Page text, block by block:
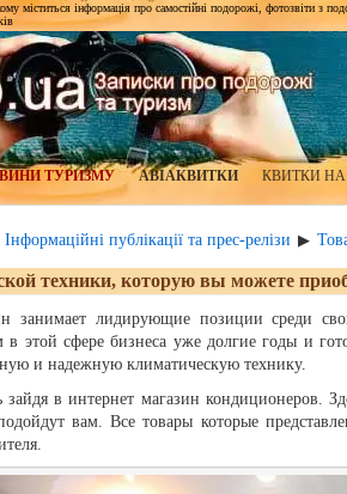
міститься інформація про самостійні подорожі, фотозвіти з
ТУРИЗМУ АВІАКВИТКИ КВИТКИ
Інформаційні публікації та прес-релізи ▶
техники, которую вы можете
занимает лидирующие позиции среди
этой сфере бизнеса уже долгие годы и
и надежную климатическую технику.
в интернет магазин кондиционеров.
вам. Все товары которые